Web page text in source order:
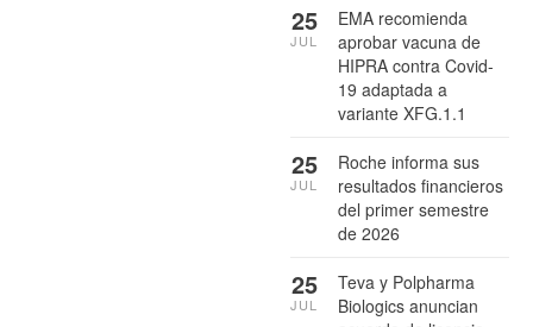
EMA recomienda
aprobar vacuna de
HIPRA contra Covid-
19 adaptada a
variante XFG.1.1
25
JUL
Roche informa sus
resultados financieros
del primer semestre
de 2026
25
JUL
Teva y Polpharma
Biologics anuncian
25
JUL